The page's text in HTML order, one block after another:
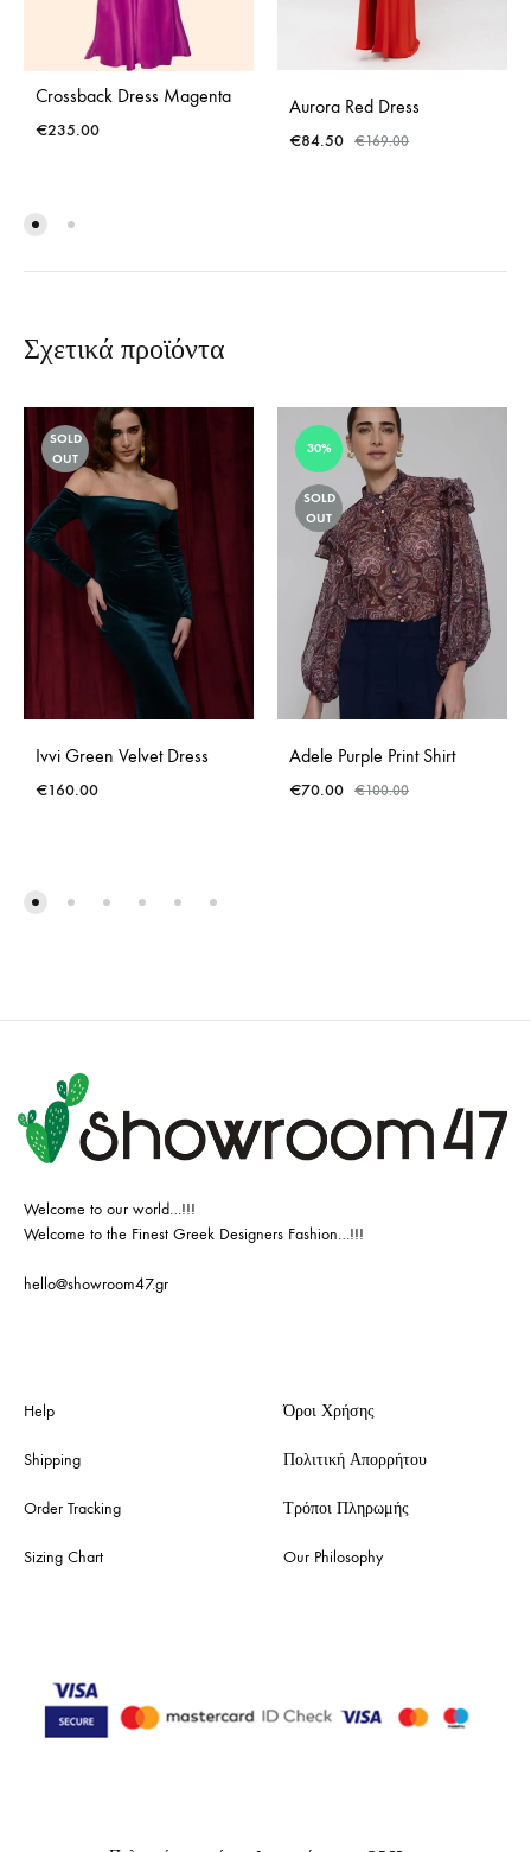
Crossback Dress Magenta
€235.00
Aurora Red Dress
€84.50 €169.00
Σχετικά προϊόντα
SOLD
OUT
Ivvi Green Velvet Dress
€160.00
30%
SOLD
OUT
Adele Purple Print Shirt
€70.00 €100.00
Welcome to our world…!!!
Welcome to the Finest Greek Designers Fashion…!!!
hello@showroom47.gr
Help
Shipping
Order Tracking
Sizing Chart
Όροι Χρήσης
Πολιτική Απορρήτου
Τρόποι Πληρωμής
Our Philosophy